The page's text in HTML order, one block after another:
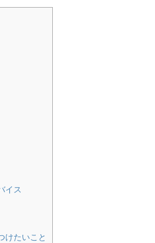
イス
けたいこと